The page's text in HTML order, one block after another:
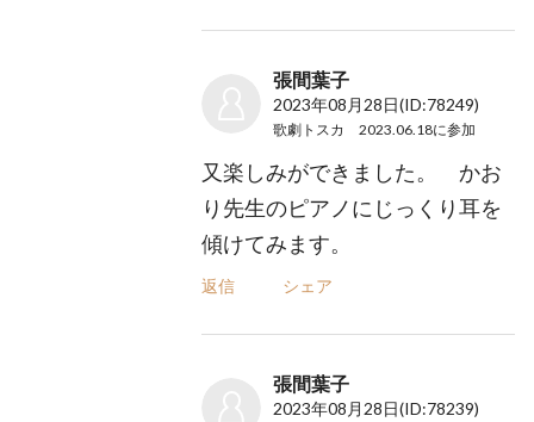
張間葉子
2023年08月28日(ID:78249)
歌劇トスカ 2023.06.18に参加
又楽しみができました。 かお
り先生のピアノにじっくり耳を
傾けてみます。
返信 シェア
張間葉子
2023年08月28日(ID:78239)